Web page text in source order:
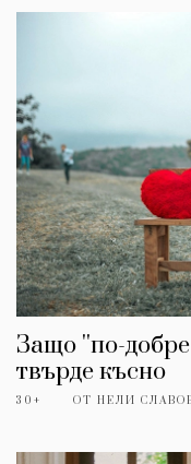
Защо ''по-
твърде късно
30+ ОТ НЕЛИ